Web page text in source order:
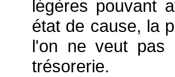
légères pouvant
état de cause, la
l'on ne veut pas
trésorerie.